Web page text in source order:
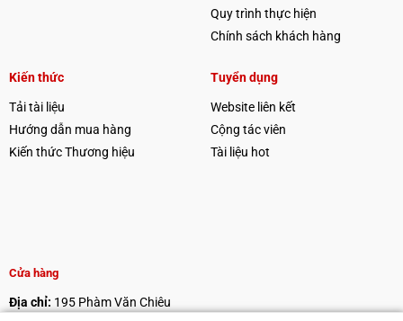
Quy trình thực hiện
Chính sách khách hàng
Kiến thức
Tải tài liệu
Hướng dẫn mua hàng
Kiến thức Thương hiệu
Tuyển dụng
Website liên kết
Cộng tác viên
Tài liệu hot
Cửa hàng
Địa chỉ: 195 Phàm Văn Chiêu